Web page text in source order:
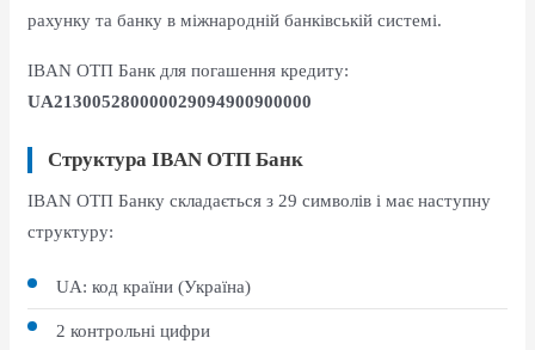
рахунку та банку в міжнародній банківській системі.
IBAN ОТП Банк для погашення кредиту:
UA213005280000029094900900000
Структура IBAN ОТП Банк
IBAN ОТП Банку складається з 29 символів і має наступну
структуру:
UA: код країни (Україна)
2 контрольні цифри